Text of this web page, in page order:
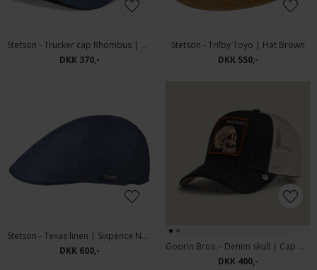
Stetson - Trucker cap Rhombus | Kasket Denim Ecru
DKK 370,-
Stetson - Trilby Toyo | Hat Brown
DKK 550,-
Stetson - Texas linen | Sixpence Navy
DKK 600,-
Goorin Bros. - Denim skull | Cap Dark Denim
DKK 400,-